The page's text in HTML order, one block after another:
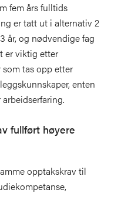
fem års fulltids
er tatt ut i alternativ 2
år, og nødvendige fag
er viktig etter
tas opp etter
enten
fullført høyere
opptakskrav til